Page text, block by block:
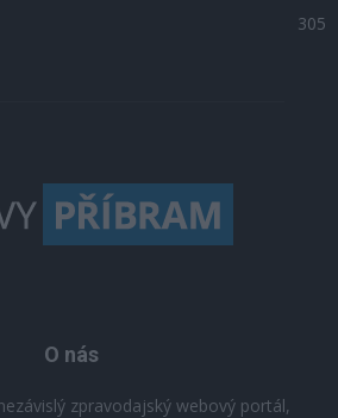
305
O nás
zpravodajský webový portál,